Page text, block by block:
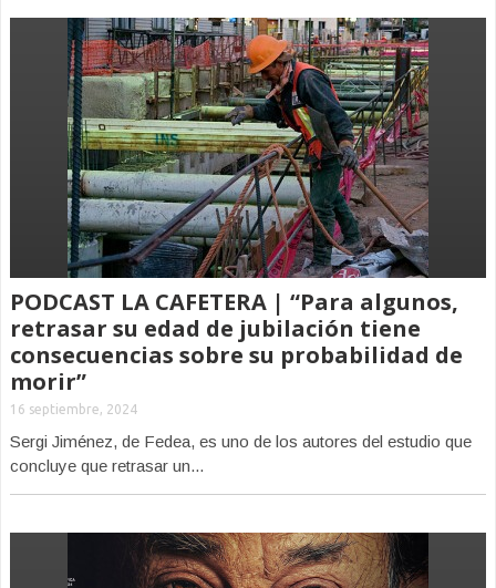
PODCAST LA CAFETERA | “Para algunos,
retrasar su edad de jubilación tiene
consecuencias sobre su probabilidad de
morir”
16 septiembre, 2024
Sergi Jiménez, de Fedea, es uno de los autores del estudio que
concluye que retrasar un...